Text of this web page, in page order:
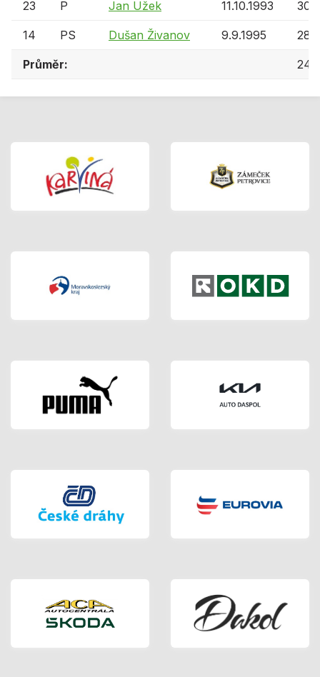
23 P Jan Užek 11.10.1993 30
14 PS Dušan Živanov 9.9.1995 28
Průměr: 24